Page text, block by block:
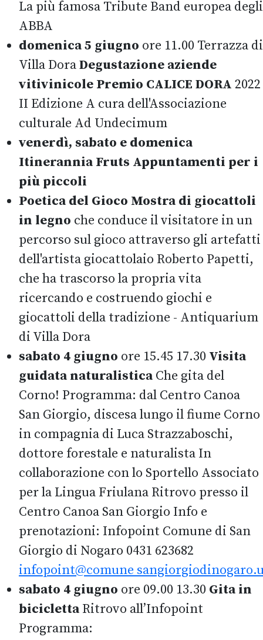
La più famosa Tribute Band europea degli
ABBA
domenica 5 giugno ore 11.00 Terrazza di
Villa DoraDegustazione aziende
vitivinicole Premio CALICE DORA 2022
II Edizione A cura dell'Associazione
culturale Ad Undecimum
venerdì, sabato e domenica
Itinerannia Fruts Appuntamenti per i
più piccoli
Poetica del Gioco Mostra di giocattoli
in legno che conduce il visitatore in un
percorso sul gioco attraverso gli artefatti
dell'artista giocattolaio Roberto Papetti,
che ha trascorso la propria vita
ricercando e costruendo giochi e
giocattoli della tradizione - Antiquarium
di Villa Dora
sabato 4 giugno ore 15.45 17.30 Visita
guidata naturalisticaChe gita del
Corno! Programma: dal Centro Canoa
San Giorgio, discesa lungo il fiume Corno
in compagnia di Luca Strazzaboschi,
dottore forestale e naturalista In
collaborazione con lo Sportello Associato
per la Lingua Friulana Ritrovo presso il
Centro Canoa San Giorgio Info e
prenotazioni: Infopoint Comune di San
Giorgio di Nogaro 0431 623682
infopoint@comune
sabato 4 giugno ore 09.00 13.30 Gita in
biciclettaRitrovo all’Infopoint
Programma: